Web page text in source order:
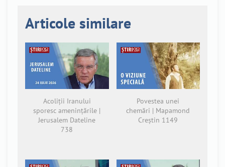
Articole similare
Acoliții Iranului
sporesc amenințările |
Jerusalem Dateline
738
Povestea unei
chemări | Mapamond
Creștin 1149